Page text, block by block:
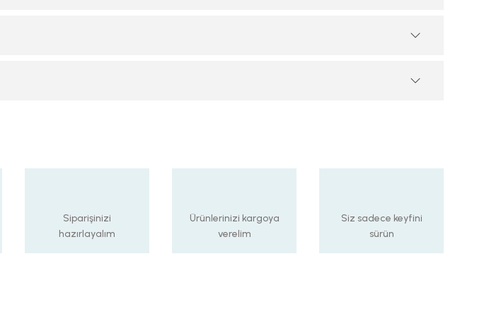
Siparişinizi
hazırlayalım
Ürünlerinizi kargoya
verelim
Siz sadece keyfini
sürün